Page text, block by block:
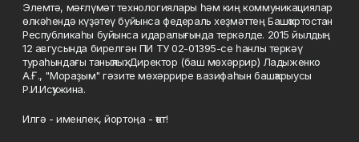
Элемтә, мәғлүмәт технологиялары һәм киң коммуникациялар
өлкәһендә күҙәтеү буйынса федераль хеҙмәттең Башҡортостан
Республикаһы буйынса идаралығында теркәлде. 2015 йылдың
12 авгусында бирелгән ПИ ТУ 02-01395-се һанлы теркәү
тураһындағы таныҡлыҡ. Директор (баш мөхәррир) Ладыженко
А.Ғ., "Мораҙым" гәзите мөхәррире вазифаһын башҡарыусы
Р.И.Исҡужина.
Илгә - именлек, йортоңа - ҡот!